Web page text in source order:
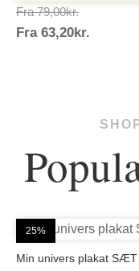
Fra 79,00kr.Prisinterval:
79,00kr.
Fra 63,20kr.
25%
Min univers plakat SÆT